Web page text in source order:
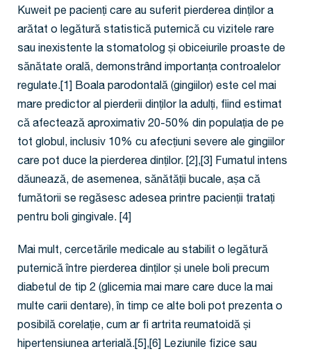
Kuweit pe pacienți care au suferit pierderea dinților a
arătat o legătură statistică puternică cu vizitele rare
sau inexistente la stomatolog și obiceiurile proaste de
sănătate orală, demonstrând importanța controalelor
regulate.[1] Boala parodontală (gingiilor) este cel mai
mare predictor al pierderii dinților la adulți, fiind estimat
că afectează aproximativ 20-50% din populația de pe
tot globul, inclusiv 10% cu afecțiuni severe ale gingiilor
care pot duce la pierderea dinților. [2],[3] Fumatul intens
dăunează, de asemenea, sănătății bucale, așa că
fumătorii se regăsesc adesea printre pacienții tratați
pentru boli gingivale. [4]
Mai mult, cercetările medicale au stabilit o legătură
puternică între pierderea dinților și unele boli precum
diabetul de tip 2 (glicemia mai mare care duce la mai
multe carii dentare), în timp ce alte boli pot prezenta o
posibilă corelație, cum ar fi artrita reumatoidă și
hipertensiunea arterială.[5],[6] Leziunile fizice sau